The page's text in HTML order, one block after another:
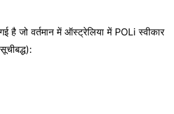
है जो वर्तमान में ऑस्ट्रेलिया में POLi स्वीकार